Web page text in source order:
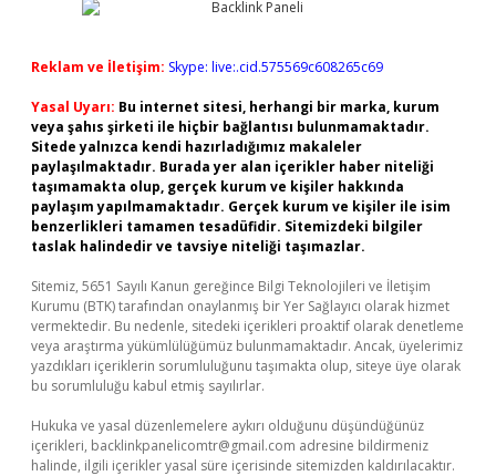
Reklam ve İletişim: Skype: live:.cid.575569c608265c69
Yasal Uyarı: Bu internet sitesi, herhangi bir marka, kurum
veya şahıs şirketi ile hiçbir bağlantısı bulunmamaktadır.
Sitede yalnızca kendi hazırladığımız makaleler
paylaşılmaktadır. Burada yer alan içerikler haber niteliği
taşımamakta olup, gerçek kurum ve kişiler hakkında
paylaşım yapılmamaktadır. Gerçek kurum ve kişiler ile isim
benzerlikleri tamamen tesadüfidir. Sitemizdeki bilgiler
taslak halindedir ve tavsiye niteliği taşımazlar.
Sitemiz, 5651 Sayılı Kanun gereğince Bilgi Teknolojileri ve İletişim
Kurumu (BTK) tarafından onaylanmış bir Yer Sağlayıcı olarak hizmet
vermektedir. Bu nedenle, sitedeki içerikleri proaktif olarak denetleme
veya araştırma yükümlülüğümüz bulunmamaktadır. Ancak, üyelerimiz
yazdıkları içeriklerin sorumluluğunu taşımakta olup, siteye üye olarak
bu sorumluluğu kabul etmiş sayılırlar.
Hukuka ve yasal düzenlemelere aykırı olduğunu düşündüğünüz
içerikleri, backlinkpanelicomtr@gmail.com adresine bildirmeniz
halinde, ilgili içerikler yasal süre içerisinde sitemizden kaldırılacaktır.